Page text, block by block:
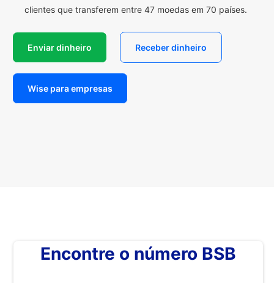
clientes que transferem entre 47 moedas em 70 países.
Enviar dinheiro Receber dinheiro
Wise para empresas
Encontre o número BSB